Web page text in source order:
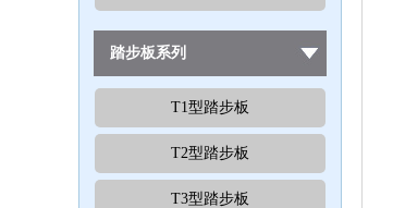
踏步板系列
T1型踏步板
T2型踏步板
T3型踏步板